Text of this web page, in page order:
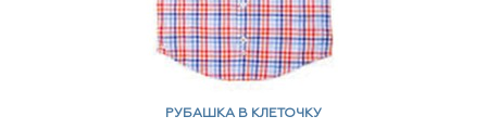
РУБАШКА В КЛЕТОЧКУ